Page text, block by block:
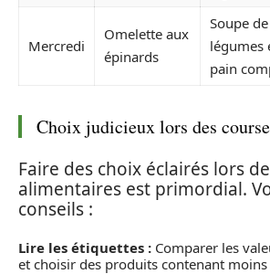
Mercredi
Omelette aux
épinards
Soupe de
légumes
pain
Choix judicieux lors des
Faire des choix éclairés lors
alimentaires est primordial.
conseils :
Lire les étiquettes : Comparer les
et choisir des produits contenant moins